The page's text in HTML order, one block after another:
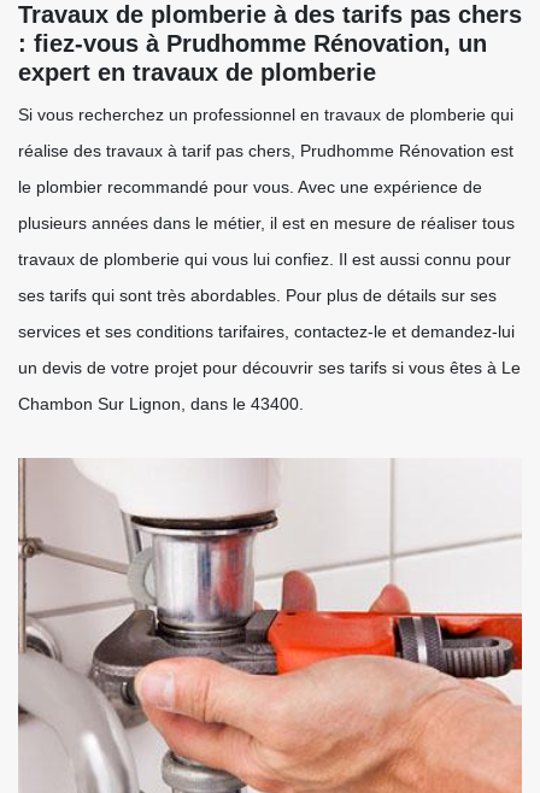
Travaux de plomberie à des tarifs pas chers
: fiez-vous à Prudhomme Rénovation, un
expert en travaux de plomberie
Si vous recherchez un professionnel en travaux de plomberie qui
réalise des travaux à tarif pas chers, Prudhomme Rénovation est
le plombier recommandé pour vous. Avec une expérience de
plusieurs années dans le métier, il est en mesure de réaliser tous
travaux de plomberie qui vous lui confiez. Il est aussi connu pour
ses tarifs qui sont très abordables. Pour plus de détails sur ses
services et ses conditions tarifaires, contactez-le et demandez-lui
un devis de votre projet pour découvrir ses tarifs si vous êtes à Le
Chambon Sur Lignon, dans le 43400.